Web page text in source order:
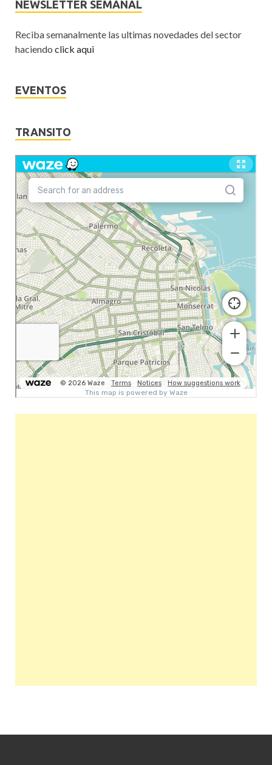
NEWSLETTER SEMANAL
Reciba semanalmente las ultimas novedades del sector
haciendo click aqui
EVENTOS
TRANSITO